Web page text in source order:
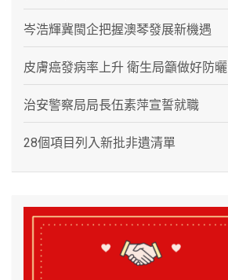
岑浩輝冀閩企把握澳琴發展新機遇
皮膚癌發病率上升 衛生局籲做好防曬
治安警察局局長伍素萍宣誓就職
28個項目列入新批非遺清單